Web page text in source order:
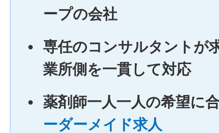
ープの会社
専任のコンサルタントが
業所側を一貫して対応
薬剤師一人一人の希望に
ーダーメイド求人